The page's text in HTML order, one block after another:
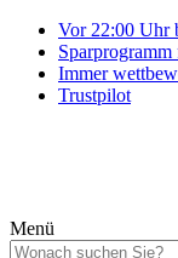
Vor 22:00 Uhr
Immer
Trustpilot
Menü